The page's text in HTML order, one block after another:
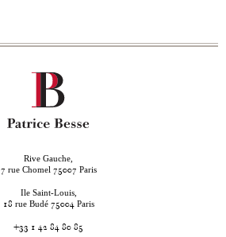
Rive Gauche,
7 rue Chomel 75007 Paris
Ile Saint-Louis,
18 rue Budé 75004 Paris
+33 1 42 84 80 85